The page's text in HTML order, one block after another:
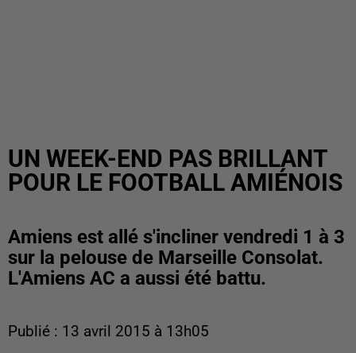
UN WEEK-END PAS BRILLANT
POUR LE FOOTBALL AMIÉNOIS
Amiens est allé s'incliner vendredi 1 à 3
sur la pelouse de Marseille Consolat.
L'Amiens AC a aussi été battu.
Publié : 13 avril 2015 à 13h05